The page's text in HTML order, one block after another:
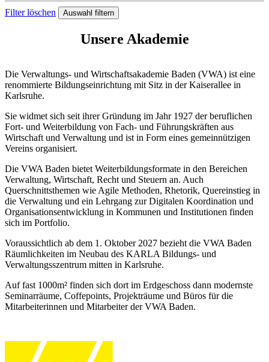
Filter löschen
Unsere Akademie
Die Verwaltungs- und Wirtschaftsakademie Baden (VWA) ist eine
renommierte Bildungseinrichtung mit Sitz in der Kaiserallee in
Karlsruhe.
Sie widmet sich seit ihrer Gründung im Jahr 1927 der beruflichen
Fort- und Weiterbildung von Fach- und Führungskräften aus
Wirtschaft und Verwaltung und ist in Form eines gemeinnützigen
Vereins organisiert.
Die VWA Baden bietet Weiterbildungsformate in den Bereichen
Verwaltung, Wirtschaft, Recht und Steuern an. Auch
Querschnittsthemen wie Agile Methoden, Rhetorik, Quereinstieg in
die Verwaltung und ein Lehrgang zur Digitalen Koordination und
Organisationsentwicklung in Kommunen und Institutionen finden
sich im Portfolio.
Voraussichtlich ab dem 1. Oktober 2027 bezieht die VWA Baden
Räumlichkeiten im Neubau des KARLA Bildungs- und
Verwaltungsszentrum mitten in Karlsruhe.
Auf fast 1000m² finden sich dort im Erdgeschoss dann modernste
Seminarräume, Coffepoints, Projekträume und Büros für die
Mitarbeiterinnen und Mitarbeiter der VWA Baden.